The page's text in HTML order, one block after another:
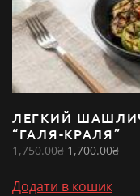
ЛЕГКИЙ
“ГАЛЯ-КРАЛЯ”
1,750.00₴ Оригінальна
1,750.00₴.
1,700.00₴
Додати в кошик